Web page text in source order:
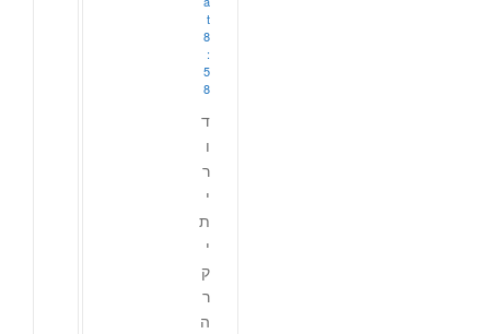
t
8
:
5
8
ד
ו
ר
י
ת
י
ק
ר
ה